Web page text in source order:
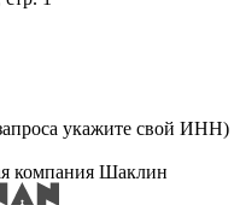
укажите свой ИНН)
компания Шаклин